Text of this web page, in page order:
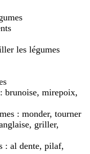
les légumes
brunoise, mirepoix,
: monder, tourner
griller,
: al dente, pilaf,